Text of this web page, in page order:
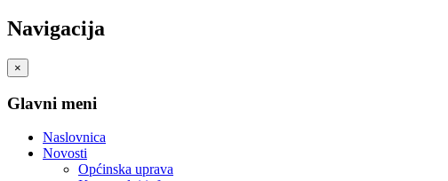
Navigacija
×
Glavni meni
Naslovnica
Novosti
Općinska uprava